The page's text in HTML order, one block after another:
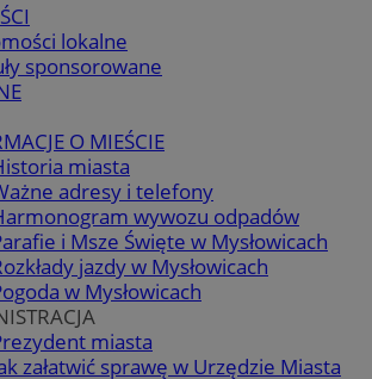
lokalne
sponsorowane
O MIEŚCIE
miasta
adresy i telefony
wywozu odpadów
i Msze Święte w Mysłowicach
jazdy w Mysłowicach
w Mysłowicach
miasta
załatwić sprawę w Urzędzie Miasta